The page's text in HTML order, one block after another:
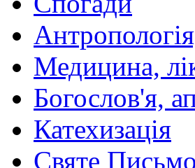
Медицина,
Богослов'я,
Катехизація
Святе